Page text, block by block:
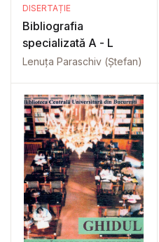
DISERTAȚIE
Bibliografia
specializată A - L
Lenuța Paraschiv (Ștefan)